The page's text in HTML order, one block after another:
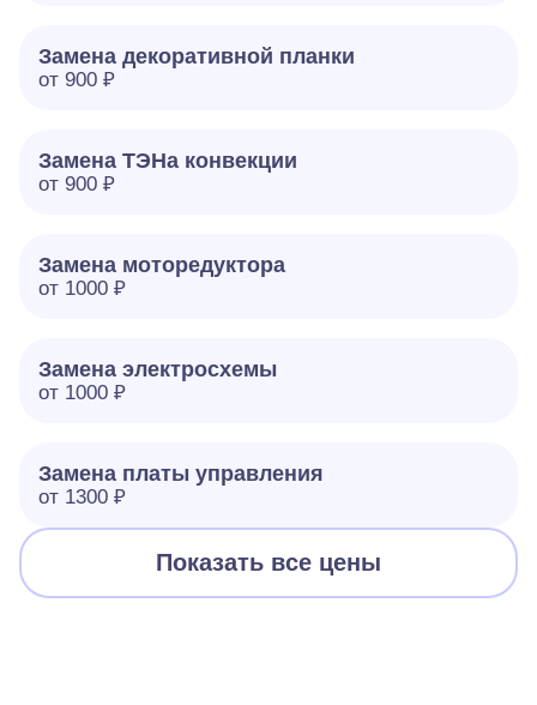
Замена декоративной планки
от 900 ₽
Замена ТЭНа конвекции
от 900 ₽
Замена моторедуктора
от 1000 ₽
Замена электросхемы
от 1000 ₽
Замена платы управления
от 1300 ₽
Показать все цены